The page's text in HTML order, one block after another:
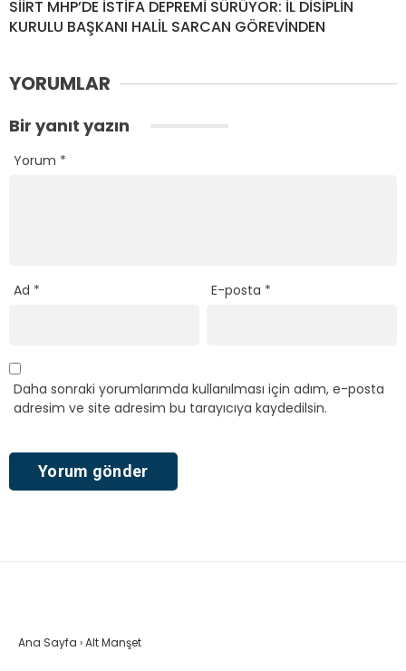
SİİRT MHP’DE İSTİFA DEPREMİ SÜRÜYOR: İL DİSİPLİN
KURULU BAŞKANI HALİL SARCAN GÖREVİNDEN
YORUMLAR
Bir yanıt yazın
Yorum *
Ad * E-posta *
Daha sonraki yorumlarımda kullanılması için adım, e-posta
adresim ve site adresim bu tarayıcıya kaydedilsin.
Ana Sayfa ›Alt Manşet